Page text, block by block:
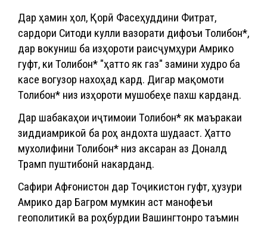
Дар ҳамин ҳол, Қорӣ Фасеҳуддини Фитрат,
сардори Ситоди кулли вазорати дифоъи Толибон*,
дар вокуниш ба изҳороти раисҷумҳури Амрико
гуфт, ки Толибон* "ҳатто як газ" замини худро ба
касе вогузор нахоҳад кард. Дигар мақомоти
Толибон* низ изҳороти мушобеҳе пахш карданд.
Дар шабакаҳои иҷтимоии Толибон* як маъракаи
зиддиамрикоӣ ба роҳ андохта шудааст. Ҳатто
мухолифини Толибон* низ аксаран аз Доналд
Трамп пуштибонӣ накарданд.
Сафири Афғонистон дар Тоҷикистон гуфт, ҳузури
Амрико дар Багром мумкин аст манофеъи
геополитикӣ ва роҳбурдии Вашингтонро таъмин